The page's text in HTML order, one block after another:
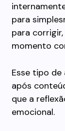
para
para
momento
Esse tipo
após
que a
emocional.